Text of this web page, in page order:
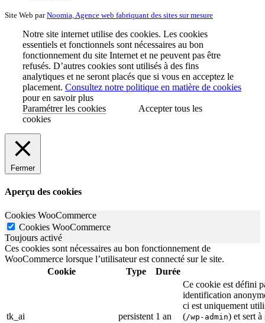
Site Web parNoomia, Agence web fabriquant des sites sur mesure
Notre site internet utilise des cookies. Les cookies
essentiels et fonctionnels sont nécessaires au bon
fonctionnement du site Internet et ne peuvent pas être
refusés. D’autres cookies sont utilisés à des fins
analytiques et ne seront placés que si vous en acceptez le
placement. Consultez notre politique en matière de cookies
pour en savoir plus
Paramétrer les cookies
Accepter tous les
cookies
Fermer
Aperçu des cookies
Cookies WooCommerce
Cookies WooCommerce
Toujours activé
Ces cookies sont nécessaires au bon fonctionnement de
WooCommerce lorsque l’utilisateur est connecté sur le site.
Cookie
Type Durée
tk_ai persistent 1 an
Ce cookie est défini
identification
ci est uniquement
(/wp-admin) et sert